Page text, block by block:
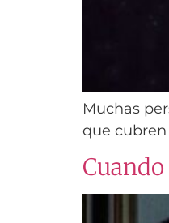
Muchas
que cubren